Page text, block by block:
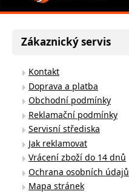
Zákaznický servis
Kontakt
Doprava a platba
Obchodní podmínky
Reklamační podmínky
Servisní střediska
Jak reklamovat
Vrácení zboží do 14 dnů
Ochrana osobních údajů
Mapa stránek